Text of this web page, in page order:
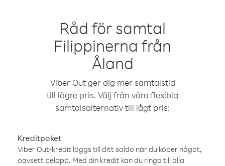
Råd för samtal
Filippinerna från
Åland
Viber Out ger dig mer samtalstid
till lägre pris. Välj från våra flexibla
samtalsalternativ till lågt pris:
Kreditpaket
Viber Out-kredit läggs till ditt saldo när du köper något,
oavsett belopp. Med din kredit kan du ringa till alla